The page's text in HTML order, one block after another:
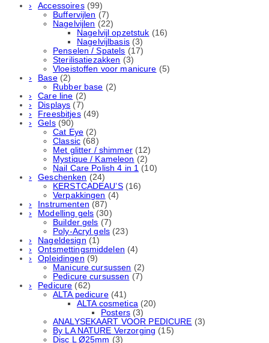
Accessoires (99)
Buffervijlen (7)
Nagelvijlen (22)
Nagelvijl opzetstuk (16)
Nagelvijlbasis (3)
Penselen / Spatels (17)
Sterilisatiezakken (3)
Vloeistoffen voor manicure (5)
Base (2)
Rubber basе (2)
Care line (2)
Displays (7)
Freesbitjes (49)
Gels (90)
Cat Eye (2)
Classic (68)
Met glitter / shimmer (12)
Mystique / Kameleon (2)
Nail Care Polish 4 in 1 (10)
Geschenken (24)
KERSTCADEAU’S (16)
Verpakkingen (4)
Instrumenten (87)
Modelling gels (30)
Builder gels (7)
Poly-Acryl gels (23)
Nageldesign (1)
Ontsmettingsmiddelen (4)
Opleidingen (9)
Manicure cursussen (2)
Pedicure cursussen (7)
Pedicure (62)
ALTA pedicure (41)
ALTA cosmetica (20)
Posters (3)
ANALYSEKAART VOOR PEDICURE (3)
By LA NATURE Verzorging (15)
Disc L Ø25mm (3)